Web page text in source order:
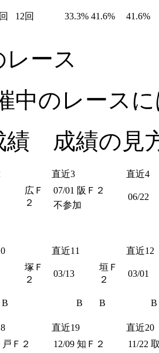
12回 33.3% 41.6% 41.6%
レース
中のレース
績 成績の見
直近3 直近4
広Ｆ
２
07/01 阪Ｆ２
不参加
06/22
直近11 直近12
塚Ｆ
２
B
03/13
垣Ｆ
２
B B
03/01
B
直近19
直近20
戸Ｆ２
12/09 知Ｆ２
11/22